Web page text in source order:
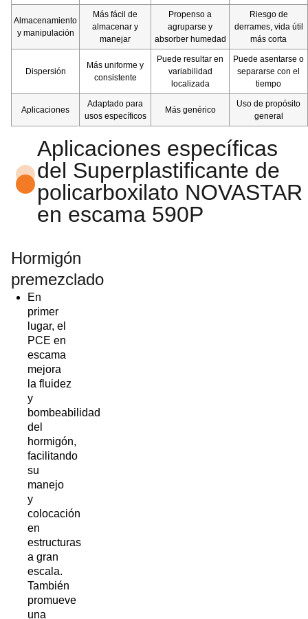
Almacenamiento
y manipulación
Más fácil de
almacenar y
manejar
Propenso a
agruparse y
absorber humedad
Riesgo de
derrames, vida útil
más corta
Dispersión
Más uniforme y
consistente
Puede resultar en
variabilidad
localizada
Puede asentarse o
separarse con el
tiempo
Aplicaciones
Adaptado para
usos específicos
Más genérico
Uso de propósito
general
Aplicaciones específicas
del Superplastificante de
policarboxilato NOVASTAR
en escama 590P
Hormigón
premezclado
En
primer
lugar, el
PCE en
escama
mejora
la fluidez
y
bombeabilidad
del
hormigón,
facilitando
su
manejo
y
colocación
en
estructuras
a gran
escala.
También
promueve
una